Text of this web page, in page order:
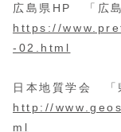
広島県HP 「広
https://
-02.html
日本地質学会
http://
ml